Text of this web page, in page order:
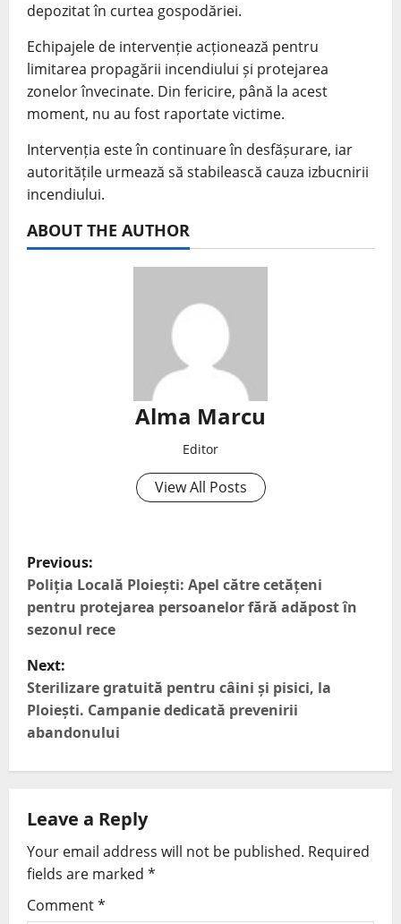
depozitat în curtea gospodăriei.
Echipajele de intervenție acționează pentru
limitarea propagării incendiului și protejarea
zonelor învecinate. Din fericire, până la acest
moment, nu au fost raportate victime.
Intervenția este în continuare în desfășurare, iar
autoritățile urmează să stabilească cauza izbucnirii
incendiului.
ABOUT THE AUTHOR
Alma Marcu
Editor
View All Posts
Previous:
Poliția Locală Ploiești: Apel către cetățeni
pentru protejarea persoanelor fără adăpost în
sezonul rece
Next:
Sterilizare gratuită pentru câini și pisici, la
Ploiești. Campanie dedicată prevenirii
abandonului
Leave a Reply
Your email address will not be published. Required
fields are marked *
Comment*